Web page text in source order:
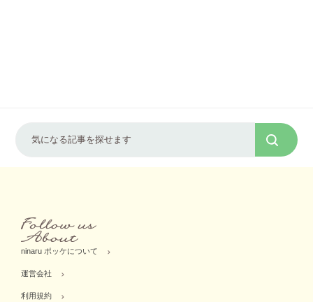
ninaru ポッケについて
運営会社
利用規約